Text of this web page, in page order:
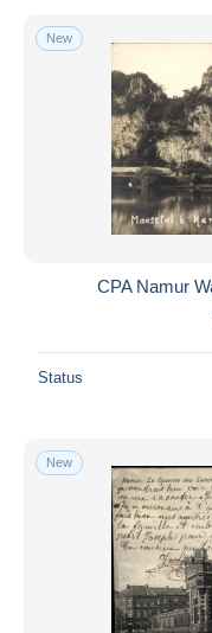
New
CPA Namur
Status
New